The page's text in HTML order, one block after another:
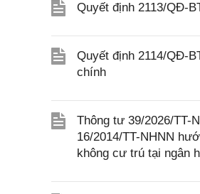
Quyết định 2113/QĐ-
Quyết định 2114/QĐ-
chính
Thông tư 39/2026/TT-
16/2014/TT-NHNN
không cư trú tại ngân